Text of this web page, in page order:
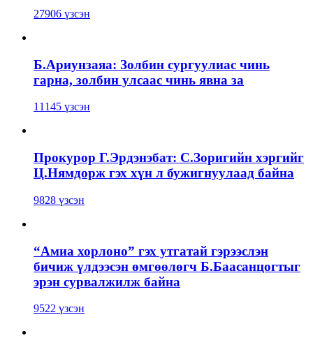
27906 үзсэн
Б.Ариунзаяа: Золбин сургуулиас чинь
гарна, золбин улсаас чинь явна за
11145 үзсэн
Прокурор Г.Эрдэнэбат: С.Зоригийн хэргийг
Ц.Нямдорж гэх хүн л бужигнуулаад байна
9828 үзсэн
“Амиа хорлоно” гэх утгатай гэрээслэн
бичиж үлдээсэн өмгөөлөгч Б.Баасанцогтыг
эрэн сурвалжилж байна
9522 үзсэн